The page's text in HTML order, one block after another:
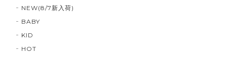
NEW(8/7新入荷)
BABY
KID
HOT